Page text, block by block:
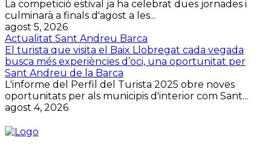
La competició estival ja ha celebrat dues jornades i
culminarà a finals d'agost a les...
agost 5, 2026
Actualitat Sant Andreu Barca
El turista que visita el Baix Llobregat cada vegada
busca més experiències d’oci, una oportunitat per
Sant Andreu de la Barca
L'informe del Perfil del Turista 2025 obre noves
oportunitats per als municipis d'interior com Sant...
agost 4, 2026